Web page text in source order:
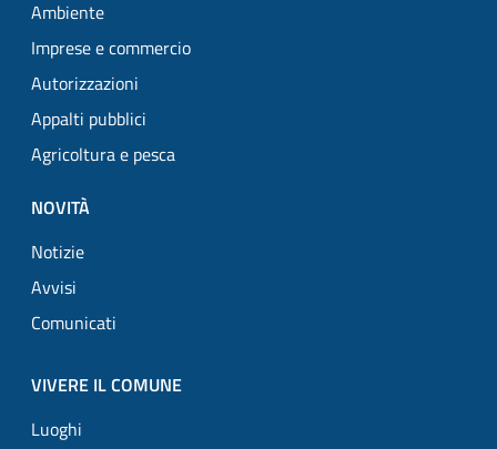
Ambiente
Imprese e commercio
Autorizzazioni
Appalti pubblici
Agricoltura e pesca
NOVITÀ
Notizie
Avvisi
Comunicati
VIVERE IL COMUNE
Luoghi